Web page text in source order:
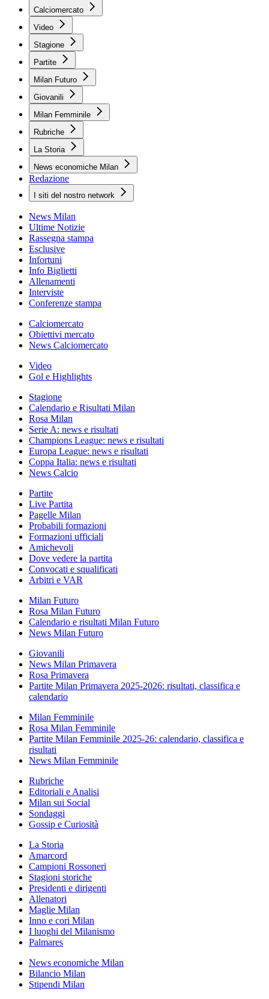
Calciomercato
Video
Stagione
Partite
Milan Futuro
Giovanili
Milan Femminile
Rubriche
La Storia
News economiche Milan
Redazione
I siti del nostro network
News Milan
Ultime Notizie
Rassegna stampa
Esclusive
Infortuni
Info Biglietti
Allenamenti
Interviste
Conferenze stampa
Calciomercato
Obiettivi mercato
News Calciomercato
Video
Gol e Highlights
Stagione
Calendario e Risultati Milan
Rosa Milan
Serie A: news e risultati
Champions League: news e risultati
Europa League: news e risultati
Coppa Italia: news e risultati
News Calcio
Partite
Live Partita
Pagelle Milan
Probabili formazioni
Formazioni ufficiali
Amichevoli
Dove vedere la partita
Convocati e squalificati
Arbitri e VAR
Milan Futuro
Rosa Milan Futuro
Calendario e risultati Milan Futuro
News Milan Futuro
Giovanili
News Milan Primavera
Rosa Primavera
Partite Milan Primavera 2025-2026: risultati, classifica e
calendario
Milan Femminile
Rosa Milan Femminile
Partite Milan Femminile 2025-26: calendario, classifica e
risultati
News Milan Femminile
Rubriche
Editoriali e Analisi
Milan sui Social
Sondaggi
Gossip e Curiosità
La Storia
Amarcord
Campioni Rossoneri
Stagioni storiche
Presidenti e dirigenti
Allenatori
Maglie Milan
Inno e cori Milan
I luoghi del Milanismo
Palmares
News economiche Milan
Bilancio Milan
Stipendi Milan